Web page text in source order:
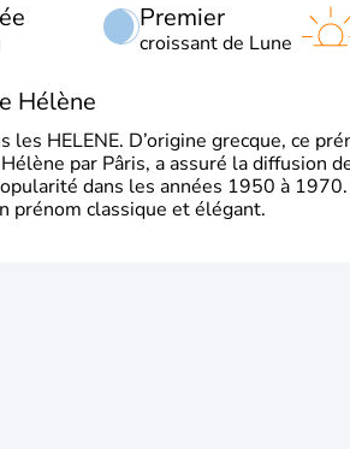
Premier
croissant de Lune
Hélène
les HELENE. D’origine grecque, ce
par Pâris, a assuré la diffusion
dans les années 1950 à
prénom classique et élégant.